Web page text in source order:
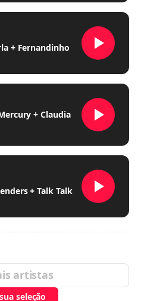
+ Fernandinho
+ Claudia
+ Talk Talk
seleção